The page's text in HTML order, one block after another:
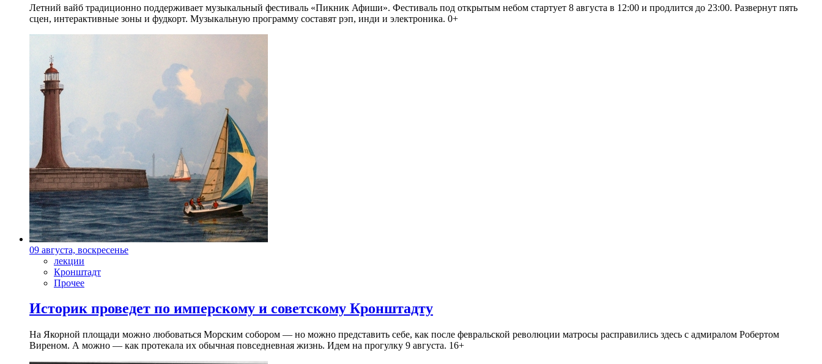
Летний вайб традиционно поддерживает музыкальный фестиваль «Пикник Афиши». Фестиваль под открытым небом стартует 8 августа в 12:00 и продлится до 23:00. Развернут пять
сцен, интерактивные зоны и фудкорт. Музыкальную программу составят рэп, инди и электроника. 0+
09 августа, воскресенье
лекции
Кронштадт
Прочее
Историк проведет по имперскому и советскому Кронштадту
На Якорной площади можно любоваться Морским собором — но можно представить себе, как после февральской революции матросы расправились здесь с адмиралом Робертом
Виреном. А можно — как протекала их обычная повседневная жизнь. Идем на прогулку 9 августа. 16+